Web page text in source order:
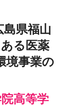
島県福山
る医薬
境事業の
高等学